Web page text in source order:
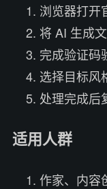
浏览器打开
将 AI 生成
完成验证码
选择目标风
处理完成后
适用人群
作家、内容